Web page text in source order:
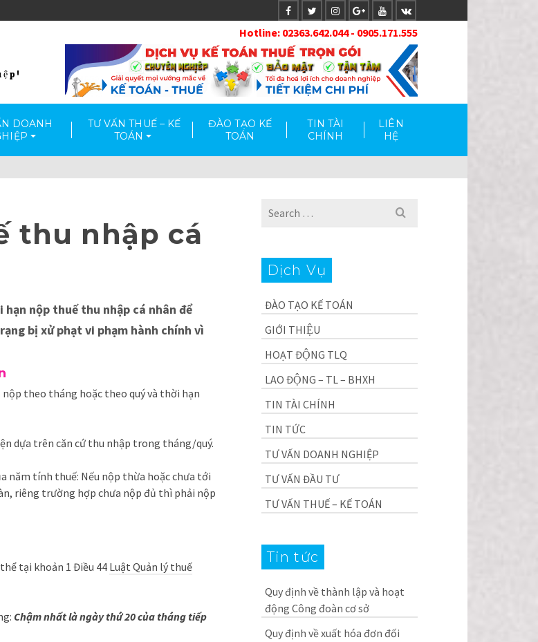
Hotline: 02363.642.044 - 0905.171.555
DOANH
TƯ VẤN THUẾ – KẾ
TOÁN
ĐÀO TẠO KẾ
TOÁN
TIN TÀI
CHÍNH
LIÊN
HỆ
thu nhập cá
nộp thuế thu nhập cá nhân để
bị xử phạt vi phạm hành chính vì
theo tháng hoặc theo quý và thời hạn
dựa trên căn cứ thu nhập trong tháng/quý.
năm tính thuế: Nếu nộp thừa hoặc chưa tới
riêng trường hợp chưa nộp đủ thì phải nộp
tại khoản 1 Điều 44Luật Quản lý thuế
Chậm nhất là ngày thứ 20 của tháng tiếp
Search
Dịch Vụ
ĐÀO TẠO KẾ TOÁN
GIỚI THIỆU
HOẠT ĐỘNG TLQ
LAO ĐỘNG – TL – BHXH
TIN TÀI CHÍNH
TIN TỨC
TƯ VẤN DOANH NGHIỆP
TƯ VẤN ĐẦU TƯ
TƯ VẤN THUẾ – KẾ TOÁN
Tin tức
Quy định về thành lập và hoạt
động Công đoàn cơ sở
Quy định về xuất hóa đơn đối